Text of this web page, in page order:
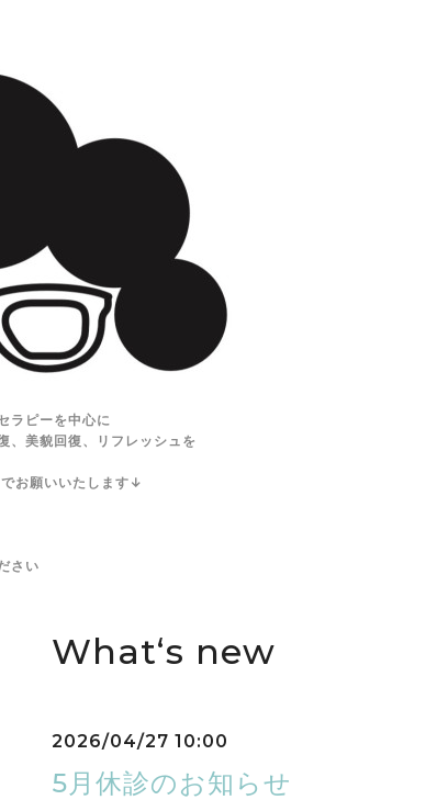
ラピーを中心に
、美貌回復、リフレッシュを
お願いいたします↓
さい
What‘s new
2026/04/27 10:00
5月休診のお知らせ